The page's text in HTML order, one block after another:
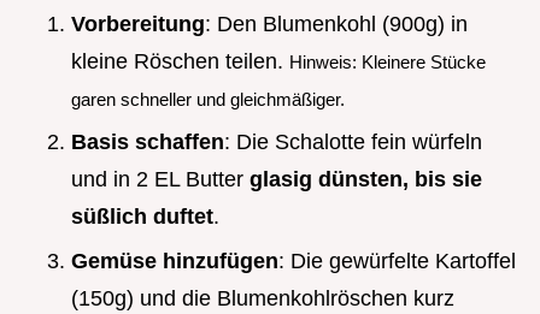
Vorbereitung: Den Blumenkohl (900g) in
kleine Röschen teilen. Hinweis: Kleinere Stücke
garen schneller und gleichmäßiger.
Basis schaffen: Die Schalotte fein würfeln
und in 2 EL Butter glasig dünsten, bis sie
süßlich duftet.
Gemüse hinzufügen: Die gewürfelte Kartoffel
(150g) und die Blumenkohlröschen kurz